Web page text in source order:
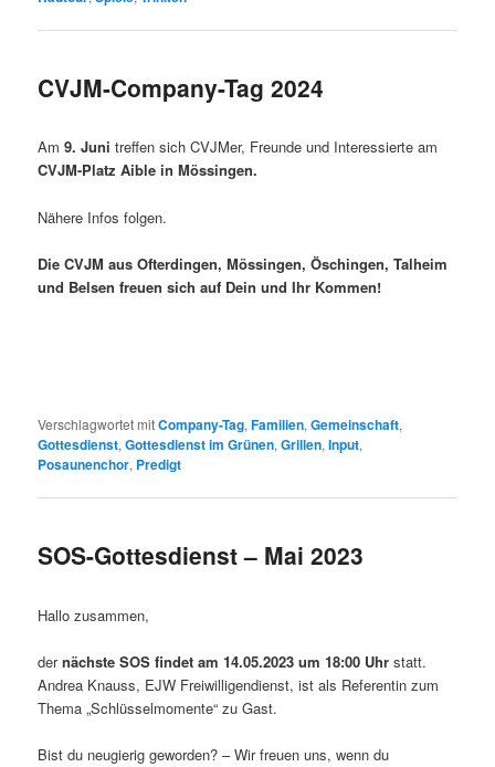
CVJM-Company-Tag 2024
Am9. Juni treffen sich CVJMer, Freunde und Interessierte am
CVJM-Platz Aible in Mössingen.
Nähere Infos folgen.
Die CVJM aus Ofterdingen, Mössingen, Öschingen, Talheim
und Belsen freuen sich auf Dein und Ihr Kommen!
Verschlagwortet mitCompany-Tag,Familien,Gemeinschaft,
Gottesdienst,Gottesdienst im Grünen,Grillen,Input,
Posaunenchor, Predigt
SOS-Gottesdienst – Mai 2023
Hallo zusammen,
dernächste SOS findet am 14.05.2023 um 18:00 Uhrstatt.
Andrea Knauss, EJW Freiwilligendienst, ist als Referentin zum
Thema „Schlüsselmomente“ zu Gast.
Bist du neugierig geworden? – Wir freuen uns, wenn du